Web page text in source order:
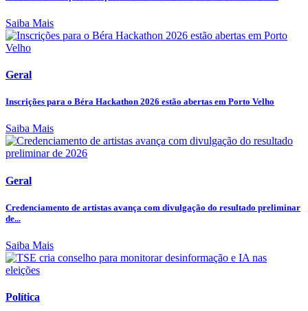
Saiba Mais
Geral
Inscrições para o Béra Hackathon 2026 estão abertas em Porto Velho
Saiba Mais
Geral
Credenciamento de artistas avança com divulgação do resultado preliminar
de...
Saiba Mais
Política